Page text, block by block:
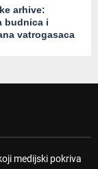
arhive:
budnica i
vatrogasaca
medijski pokriva